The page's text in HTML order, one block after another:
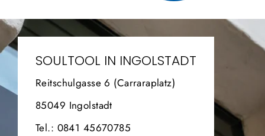
SOULTOOL IN INGOLSTADT
Reitschulgasse 6 (Carraraplatz)
85049 Ingolstadt
Tel.: 0841 45670785